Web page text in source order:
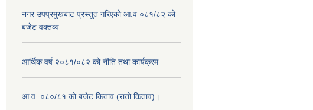
नगर उपप्रमुखबाट प्रस्तुत गरिएको आ.व ०८१/८२ को
बजेट वक्तव्य
आर्थिक वर्ष २०८१/०८२ को नीति तथा कार्यक्रम
आ.व. ०८०/८१ को बजेट किताव (रातो किताव)।